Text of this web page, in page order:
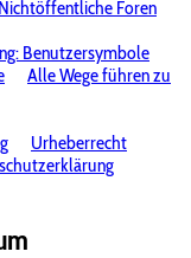
Nichtöffentliche Foren
Benutzersymbole
Alle Wege führen zu
Urheberrecht